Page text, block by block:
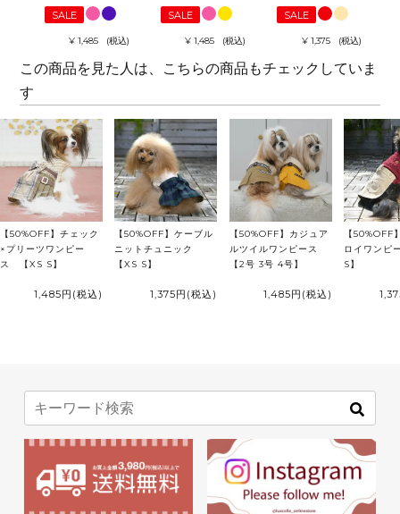
SALE
¥ 1,485 税込
SALE
¥ 1,485 税込
SALE
¥ 1,375 税込
この商品を見た人は、こちらの商品もチェックしていま
す
【50%OFF】チェック
×プリーツワンピー
ス 【XS S】
1,485円 (税込)
【50%OFF】ケーブル
ニットチュニック
【XS S】
1,375円 (税込)
【50%OFF】カジュア
ルツイルワンピース
【2号 3号 4号】
1,485円 (税込)
【50%OFF
ロイワンピ
S】